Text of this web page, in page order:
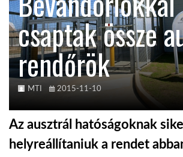
AUSZTRÁLIA
A VILÁG ITTHON
csaptak össze
rendőrök
MTI 2015-11-10
Az ausztrál hatóságoknak
helyreállítaniuk a rendet